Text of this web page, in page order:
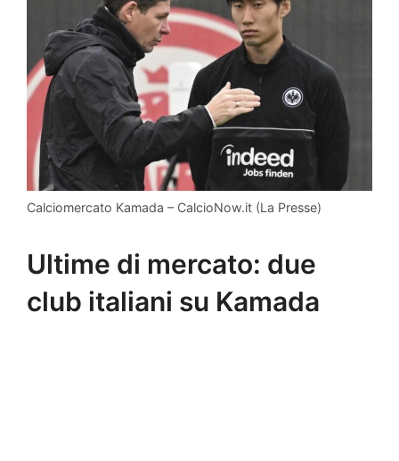
Calciomercato Kamada – CalcioNow.it (La Presse)
Ultime di mercato: due
club italiani su Kamada